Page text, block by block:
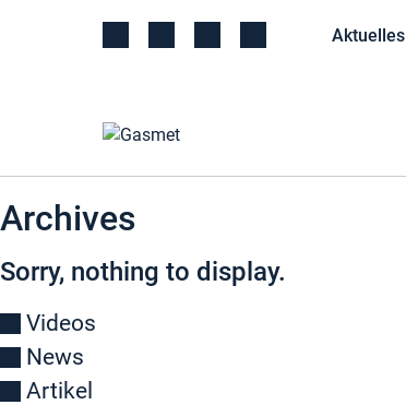
Aktuelles
Archives
Sorry, nothing to display.
Videos
News
Artikel